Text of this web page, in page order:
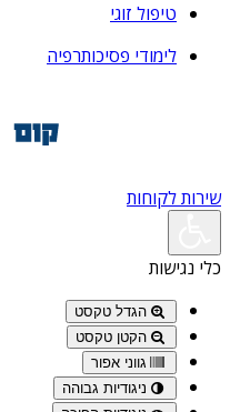
טיפול זוגי
לימודי פסיכותרפיה
שירות לקוחות
כלי נגישות
הגדל טקסט
הקטן טקסט
גווני אפור
ניגודיות גבוהה